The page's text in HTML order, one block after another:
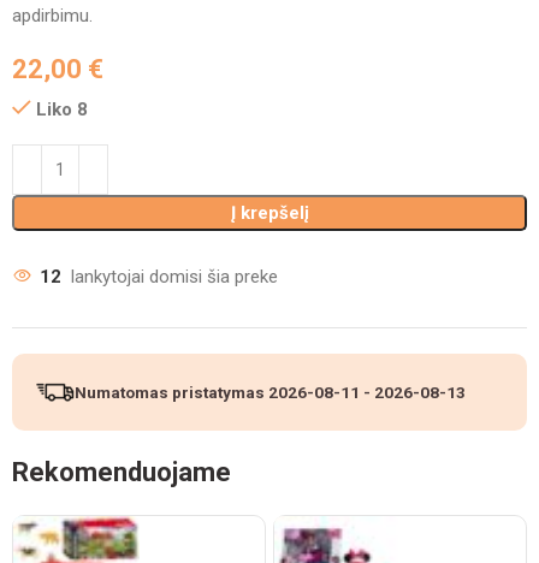
apdirbimu.
22,00 €
Liko 8
Į krepšelį
12 lankytojai domisi šia preke
Numatomas pristatymas 2026-08-11 - 2026-08-13
Rekomenduojame